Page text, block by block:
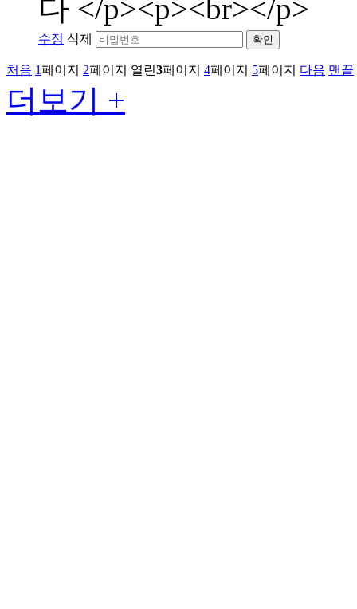
다 </p><p><br></p>
수정 삭제 확인
처음 1페이지 2페이지 열린3페이지 4페이지 5페이지 다음 맨끝
더보기 +